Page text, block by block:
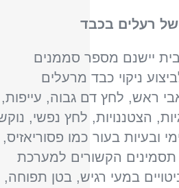
רעלים בכבד
יישנם מספר סממנים
ניקוי כבד מרעלים
ראש, לחץ דם גבוה, עייפות,
הצטננויות, לחץ נפשי,
ובעיות בעור כמו פסוריאזיס,
תסמינים הקשורים למערכת
במעי רגיש, בטן תפוחה,